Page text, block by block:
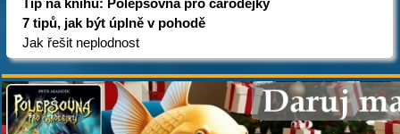
Tip na knihu: Polepšovna pro čarodějky
7 tipů, jak být úplně v pohodě
Jak řešit neplodnost